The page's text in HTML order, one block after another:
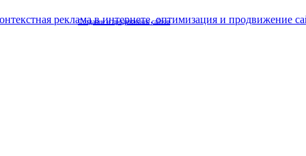
Создание и продвижение сайтов